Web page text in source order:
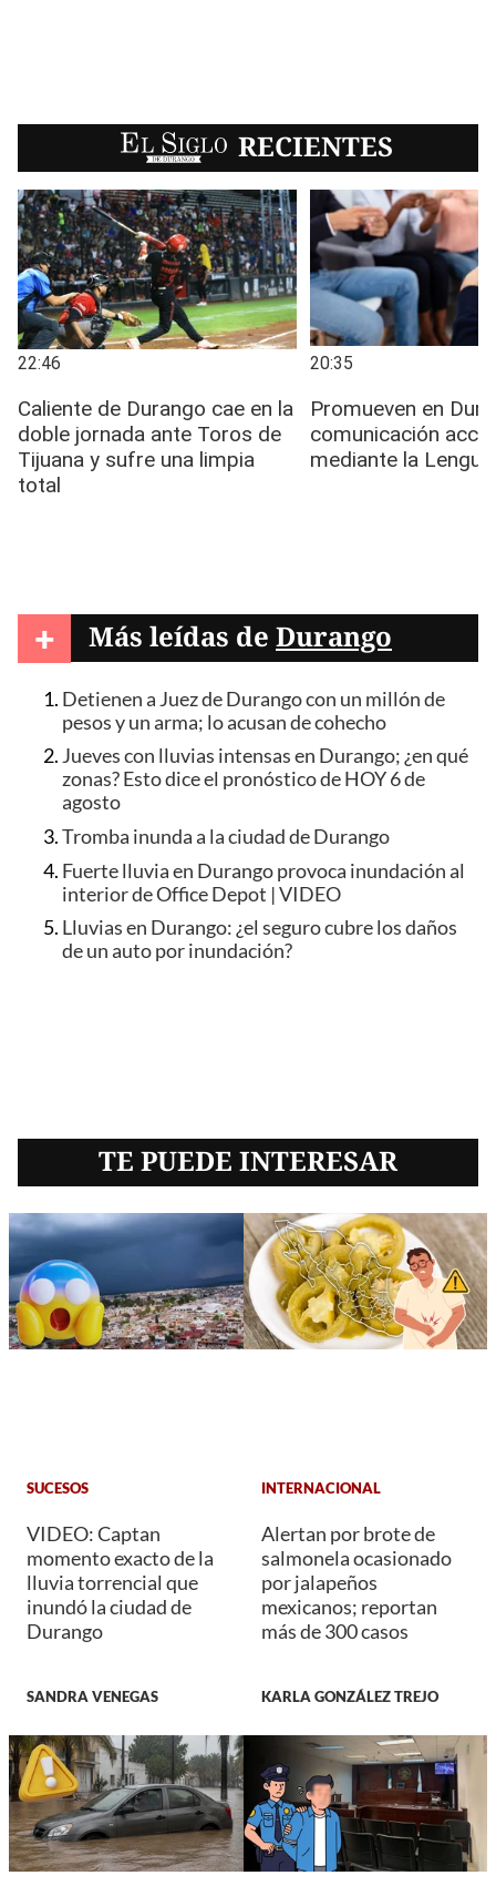
EL SIGLO RECIENTES
+ Más leídas de Durango
Detienen a Juez de Durango con un millón de
pesos y un arma; lo acusan de cohecho
Jueves con lluvias intensas en Durango; ¿en qué
zonas? Esto dice el pronóstico de HOY 6 de
agosto
Tromba inunda a la ciudad de Durango
Fuerte lluvia en Durango provoca inundación al
interior de Office Depot | VIDEO
Lluvias en Durango: ¿el seguro cubre los daños
de un auto por inundación?
TE PUEDE INTERESAR
SUCESOS
VIDEO: Captan
momento exacto de la
lluvia torrencial que
inundó la ciudad de
Durango
SANDRA VENEGAS
INTERNACIONAL
Alertan por brote de
salmonela ocasionado
por jalapeños
mexicanos; reportan
más de 300 casos
KARLA GONZÁLEZ TREJO